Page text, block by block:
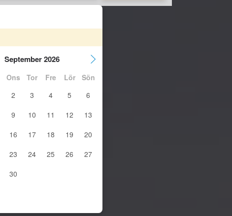
September 2026
Ons Tor Fre Lör
Sön
2 3 4 5
6
9 10 11 12
13
16 17 18 19
20
23 24 25 26
27
30